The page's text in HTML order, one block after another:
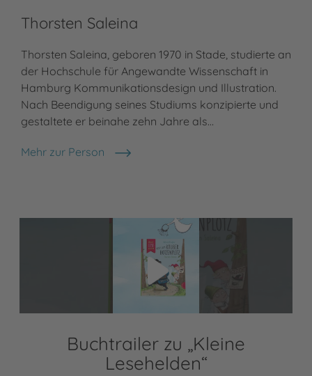
Thorsten Saleina
Thorsten Saleina, geboren 1970 in Stade, studierte an
der Hochschule für Angewandte Wissenschaft in
Hamburg Kommunikationsdesign und Illustration.
Nach Beendigung seines Studiums konzipierte und
gestaltete er beinahe zehn Jahre als…
Mehr zur Person
Thorsten Saleina
Buchtrailer zu „Kleine
Lesehelden“